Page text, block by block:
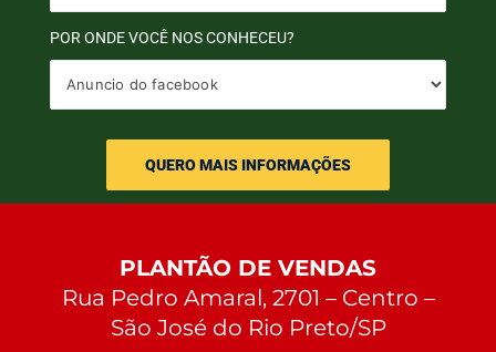
POR ONDE VOCÊ NOS CONHECEU?
PLANTÃO DE VENDAS
Rua Pedro Amaral, 2701 – Centro –
São José do Rio Preto/SP